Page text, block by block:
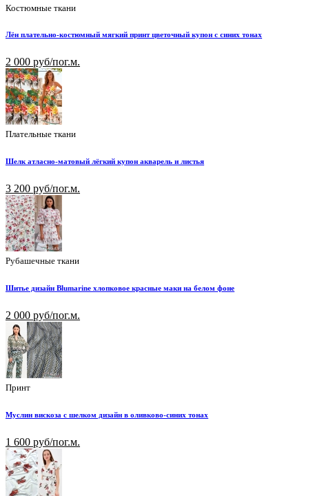
Костюмные ткани
Лён плательно-костюмный мягкий принт цветочный купон с синих тонах
2 000 руб/пог.м.
Плательные ткани
Шелк атласно-матовый лёгкий купон акварель и листья
3 200 руб/пог.м.
Рубашечные ткани
Шитье дизайн Blumarine хлопковое красные маки на белом фоне
2 000 руб/пог.м.
Принт
Муслин вискоза с шелком дизайн в оливково-синих тонах
1 600 руб/пог.м.